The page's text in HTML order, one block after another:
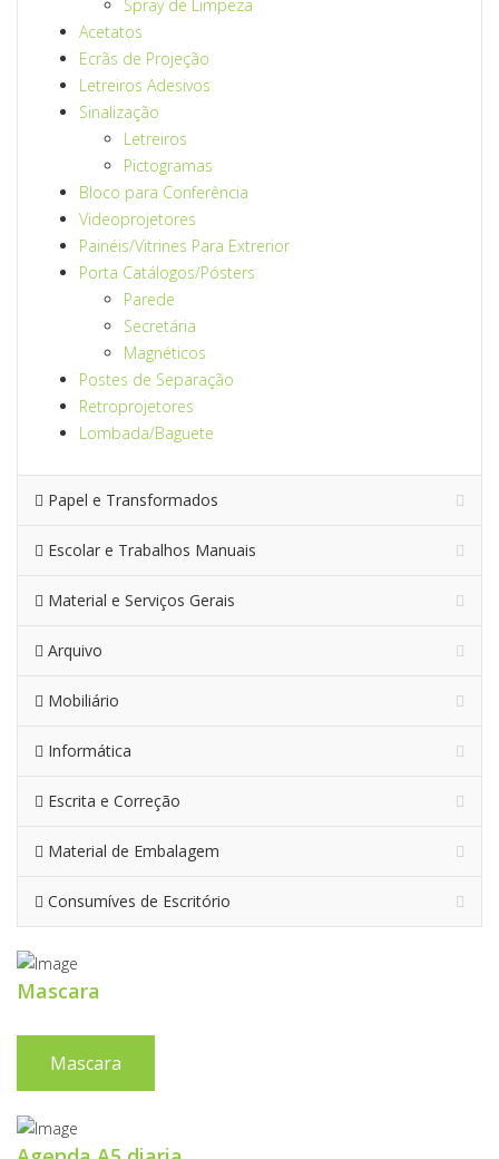
Spray de Limpeza
Acetatos
Ecrãs de Projeção
Letreiros Adesivos
Sinalização
Letreiros
Pictogramas
Bloco para Conferência
Videoprojetores
Painéis/Vitrines Para Extrerior
Porta Catálogos/Pósters
Parede
Secretária
Magnéticos
Postes de Separação
Retroprojetores
Lombada/Baguete
Papel e Transformados
Escolar e Trabalhos Manuais
Material e Serviços Gerais
Arquivo
Mobiliário
Informática
Escrita e Correção
Material de Embalagem
Consumíves de Escritório
Mascara
Mascara